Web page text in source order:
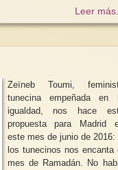
Leer
Zeïneb Toumi,
tunecina empeñada en
igualdad, nos hace
propuesta para Madrid
este mes de junio de 2016: A
los tunecinos nos encanta
mes de Ramadán. No